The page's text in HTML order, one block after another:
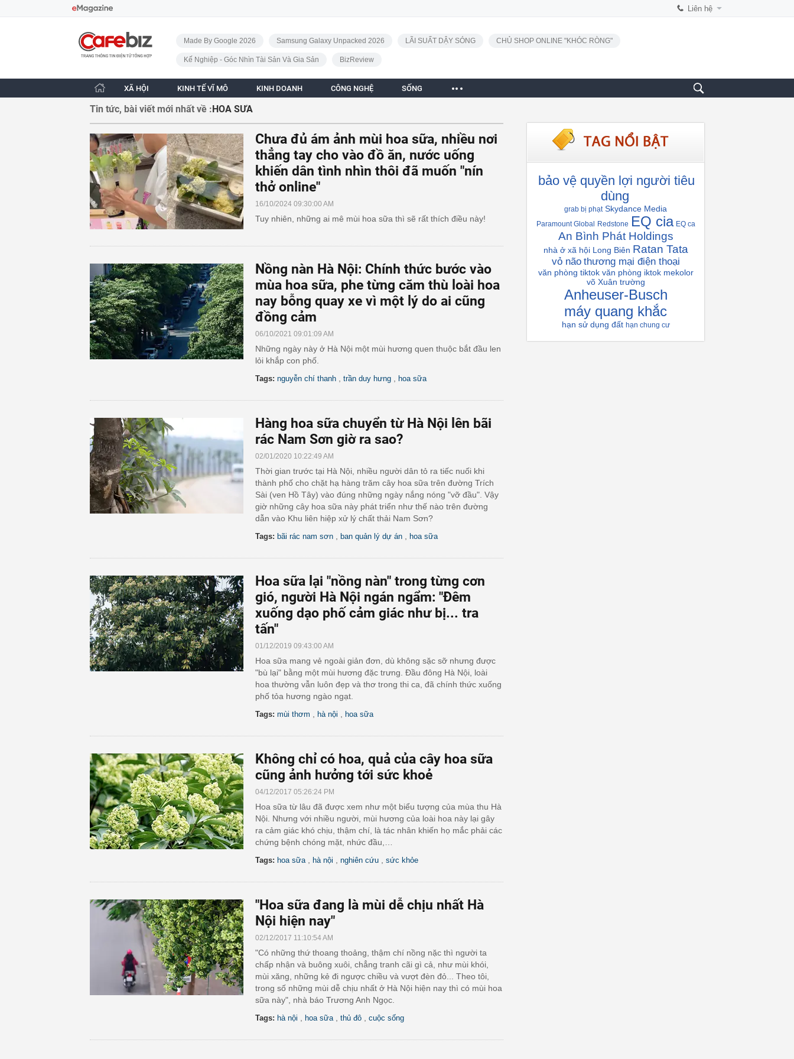
Liên hệ
CafeBiz - Trang chủ
Made By Google 2026
Samsung Galaxy Unpacked 2026 LÃI SUẤT DẬY SÓNG CHỦ SHOP ONLINE "KHÓC RÒNG"
Kế Nghiệp - Góc Nhìn Tài Sản Và Gia Sản BizReview
XÃ HỘI KINH TẾ VĨ MÔ KINH DOANH CÔNG NGHỆ SỐNG
Tin tức, bài viết mới nhất về :HOA SƯA
Chưa đủ ám ảnh mùi hoa sữa, nhiều nơi
thẳng tay cho vào đồ ăn, nước uống
khiến dân tình nhìn thôi đã muốn "nín
thở online"
16/10/2024 09:30:00 AM
Tuy nhiên, những ai mê mùi hoa sữa thì sẽ rất thích điều này!
Nồng nàn Hà Nội: Chính thức bước vào
mùa hoa sữa, phe từng căm thù loài hoa
nay bỗng quay xe vì một lý do ai cũng
đồng cảm
06/10/2021 09:01:09 AM
Những ngày này ở Hà Nội một mùi hương quen thuộc bắt đầu len
lỏi khắp con phố.
Tags: nguyễn chí thanh trần duy hưng hoa sữa
Hàng hoa sữa chuyển từ Hà Nội lên bãi
rác Nam Sơn giờ ra sao?
02/01/2020 10:22:49 AM
Thời gian trước tại Hà Nội, nhiều người dân tỏ ra tiếc nuối khi
thành phố cho chặt hạ hàng trăm cây hoa sữa trên đường Trích
Sài (ven Hồ Tây) vào đúng những ngày nắng nóng "vỡ đầu". Vậy
giờ những cây hoa sữa này phát triển như thế nào trên đường
dẫn vào Khu liên hiệp xử lý chất thải Nam Sơn?
Tags: bãi rác nam sơn ban quản lý dự án hoa sữa
Hoa sữa lại "nồng nàn" trong từng cơn
gió, người Hà Nội ngán ngẩm: "Đêm
xuống dạo phố cảm giác như bị... tra
tấn"
01/12/2019 09:43:00 AM
Hoa sữa mang vẻ ngoài giản đơn, dù không sặc sỡ nhưng được
"bù lại" bằng một mùi hương đặc trưng. Đầu đông Hà Nội, loài
hoa thường vẫn luôn đẹp và thơ trong thi ca, đã chính thức xuống
phố tỏa hương ngào ngạt.
Tags: mùi thơm hà nội hoa sữa
Không chỉ có hoa, quả của cây hoa sữa
cũng ảnh hưởng tới sức khoẻ
04/12/2017 05:26:24 PM
Hoa sữa từ lâu đã được xem như một biểu tượng của mùa thu Hà
Nội. Nhưng với nhiều người, mùi hương của loài hoa này lại gây
ra cảm giác khó chịu, thậm chí, là tác nhân khiến họ mắc phải các
chứng bệnh chóng mặt, nhức đầu,…
Tags: hoa sữa hà nội nghiên cứu sức khỏe
"Hoa sữa đang là mùi dễ chịu nhất Hà
Nội hiện nay"
02/12/2017 11:10:54 AM
"Có những thứ thoang thoảng, thậm chí nồng nặc thì người ta
chấp nhận và buông xuôi, chẳng tranh cãi gì cả, như mùi khói,
mùi xăng, những kẻ đi ngược chiều và vượt đèn đỏ... Theo tôi,
trong số những mùi dễ chịu nhất ở Hà Nội hiện nay thì có mùi hoa
sữa này", nhà báo Trương Anh Ngọc.
Tags: hà nội hoa sữa thủ đô cuộc sống
bảo vệ quyền lợi người tiêu
dùng
grab bị phạt Skydance Media
Paramount Global Redstone EQ cia EQ ca
An Bình Phát Holdings
nhà ở xã hội Long Biên Ratan Tata
vỏ não thương mại điện thoại
văn phòng tiktok văn phòng iktok mekolor
võ Xuân trường
Anheuser-Busch
máy quang khắc
hạn sử dụng đất hạn chung cư